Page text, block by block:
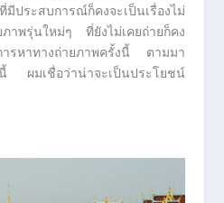
ประสบการณ์ก็คงจะเป็นเรื่องไม่
พรุ่นใหม่ๆ ที่ยังไม่เคยถ่ายก็คง
ารหาทางถ่ายภาพครั้งนี้ ตามมา
ผมเชื่อว่าน่าจะเป็นประโยชน์